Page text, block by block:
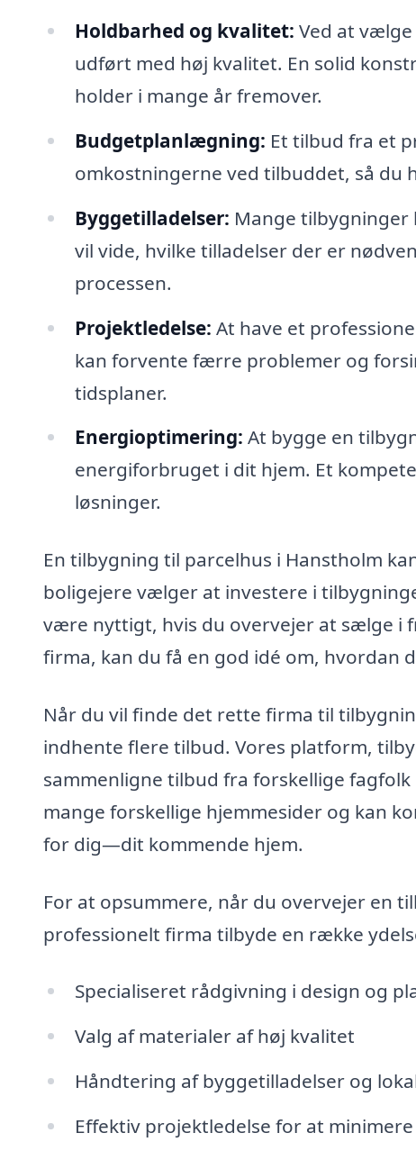
Holdbarhed og kvalitet: Ved at
udført med høj kvalitet. En solid
holder i mange år fremover.
Budgetplanlægning: Et tilbud fra et
omkostningerne ved tilbuddet, så du
Byggetilladelser: Mange
vil vide, hvilke tilladelser der er
processen.
Projektledelse: At have et
kan forvente færre problemer og
tidsplaner.
Energioptimering: At bygge en
energiforbruget i dit hjem. Et
løsninger.
En tilbygning til parcelhus i Hanstholm
boligejere vælger at investere i
være nyttigt, hvis du overvejer at sælge i
firma, kan du få en god idé om, hvordan
Når du vil finde det rette firma til
indhente flere tilbud. Vores platform,
sammenligne tilbud fra forskellige
mange forskellige hjemmesider og kan
for dig—dit kommende hjem.
For at opsummere, når du overvejer en
professionelt firma tilbyde en række
Specialiseret rådgivning i design og
Valg af materialer af høj kvalitet
Håndtering af byggetilladelser og
Effektiv projektledelse for at